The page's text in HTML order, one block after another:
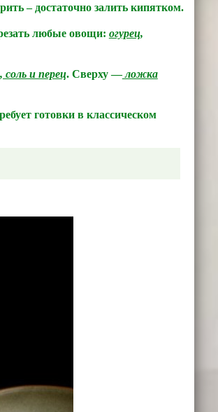
– достаточно залить кипятком.
любые овощи: огурец,
соль и перец. Сверху —ложка
готовки в классическом